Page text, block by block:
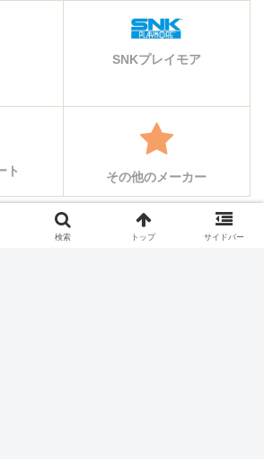
SNKプレイモア
ト その他のメーカー
検索 トップ サイドバー